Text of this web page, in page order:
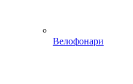
Велофонари